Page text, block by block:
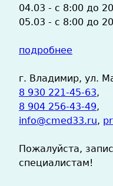
04.03 - с 8:00 до
05.03 - с 8:00 до
подробнее
г. Владимир, ул.
8 930 221-45-63,
8 904 256-43-49,
info@cmed33.ru,
Пожалуйста,
специалистам!